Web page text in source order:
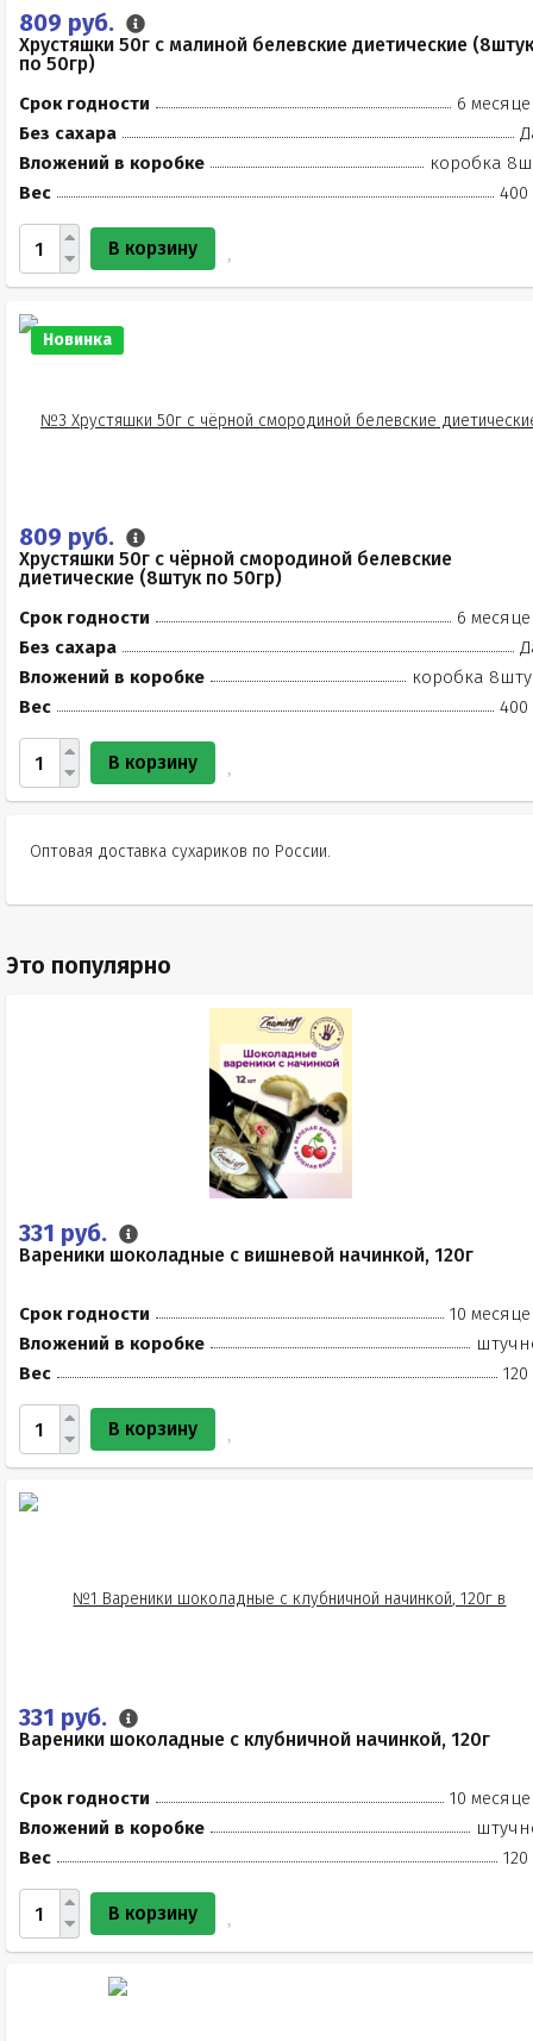
809 руб.
Хрустяшки 50г с малиной белевские диетические (8штук
по 50гр)
Срок годности
6
Без сахара
Вложений в коробке
коробка
Вес
400
В корзину
Новинка
809 руб.
Хрустяшки 50г с чёрной смородиной белевские
диетические (8штук по 50гр)
Срок годности
6
Без сахара
Вложений в коробке
коробка
Вес
400
В корзину
Оптовая доставка сухариков по России.
Это популярно
331 руб.
Вареники шоколадные с вишневой начинкой, 120г
Срок годности
10
Вложений в коробке
Вес
120
В корзину
331 руб.
Вареники шоколадные с клубничной начинкой, 120г
Срок годности
10
Вложений в коробке
Вес
120
В корзину